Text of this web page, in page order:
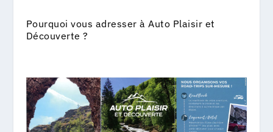
Pourquoi vous adresser à Auto Plaisir et
Découverte ?